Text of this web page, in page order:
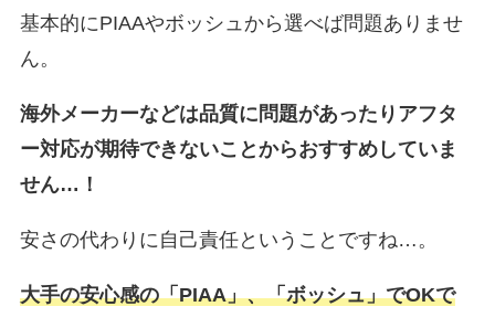
基本的にPIAAやボッシュから選べば問題ありませ
ん。
海外メーカーなどは品質に問題があったりアフタ
ー対応が期待できないことからおすすめしていま
せん…！
安さの代わりに自己責任ということですね…。
大手の安心感の「PIAA」、「ボッシュ」でOKで